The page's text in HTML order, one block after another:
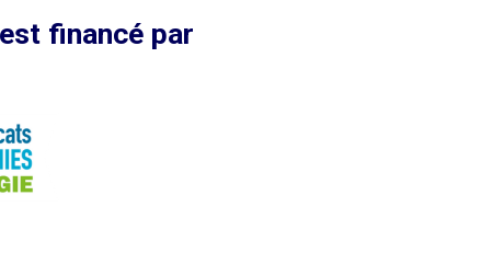
financé par